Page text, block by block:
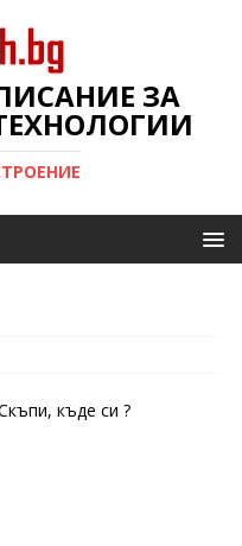
ЗА
къде си ?